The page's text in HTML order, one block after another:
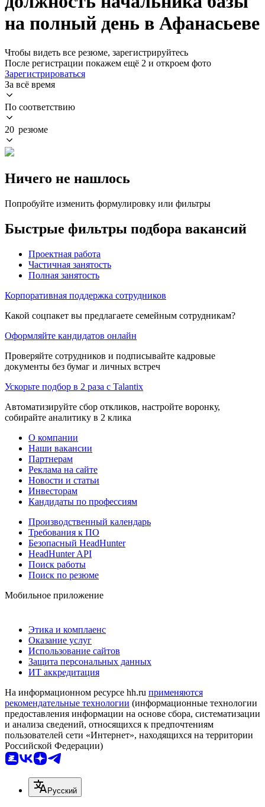
на полный день в Афанасьеве
Чтобы видеть все резюме, зарегистрируйтесь
После регистрации покажем ещё 2 и откроем фото
Зарегистрироваться
За всё время
По соответствию
20 резюме
Ничего не нашлось
Попробуйте изменить формулировку или фильтры
Быстрые фильтры подбора вакансий
Проектная работа
Частичная занятость
Полная занятость
Корпоративная поддержка сотрудников
Какой соцпакет вы предлагаете семейным сотрудникам?
Оформляйте кандидатов онлайн
Проверяйте сотрудников и подписывайте кадровые
документы без бумаг и личных встреч
Ускорьте подбор в 2 раза с Talantix
Автоматизируйте сбор откликов, настройте воронку,
собирайте аналитику в 2 клика
О компании
Наши вакансии
Партнерам
Реклама на сайте
Новости и статьи
Инвесторам
Кандидаты по профессиям
Производственный календарь
Требования к ПО
Безопасный HeadHunter
HeadHunter API
Поиск работы
Поиск по резюме
Мобильное приложение
Этика и комплаенс
Оказание услуг
Использование сайтов
Защита персональных данных
ИТ аккредитация
На информационном ресурсе hh.ru применяются
рекомендательные технологии (информационные технологии
предоставления информации на основе сбора, систематизации
и анализа сведений, относящихся к предпочтениям
пользователей сети «Интернет», находящихся на территории
Российской Федерации)
Русский